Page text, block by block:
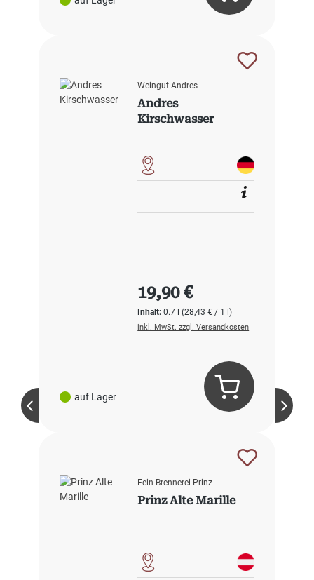
auf Lager
Weingut Andres
Andres
Kirschwasser
Inhalt:0.7 l(28,43 € / 1 l)
Regulärer Preis:
19,90 €
inkl. MwSt. zzgl. Versandkosten
Fein-Brennerei Prinz
Prinz Alte Marille